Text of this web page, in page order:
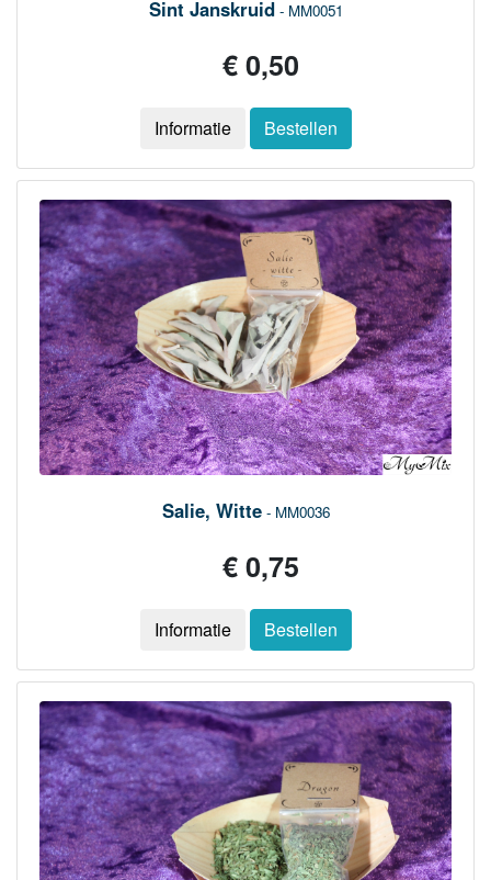
Sint Janskruid - MM0051
€ 0,50
Informatie Bestellen
Salie, Witte- MM0036
€ 0,75
Informatie Bestellen